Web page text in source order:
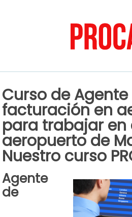
Curso de
facturación en
para trabajar en
aeropuerto de
Nuestro curso
Agente
de